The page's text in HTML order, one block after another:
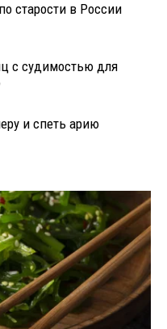
старости в России
с судимостью для
и спеть арию